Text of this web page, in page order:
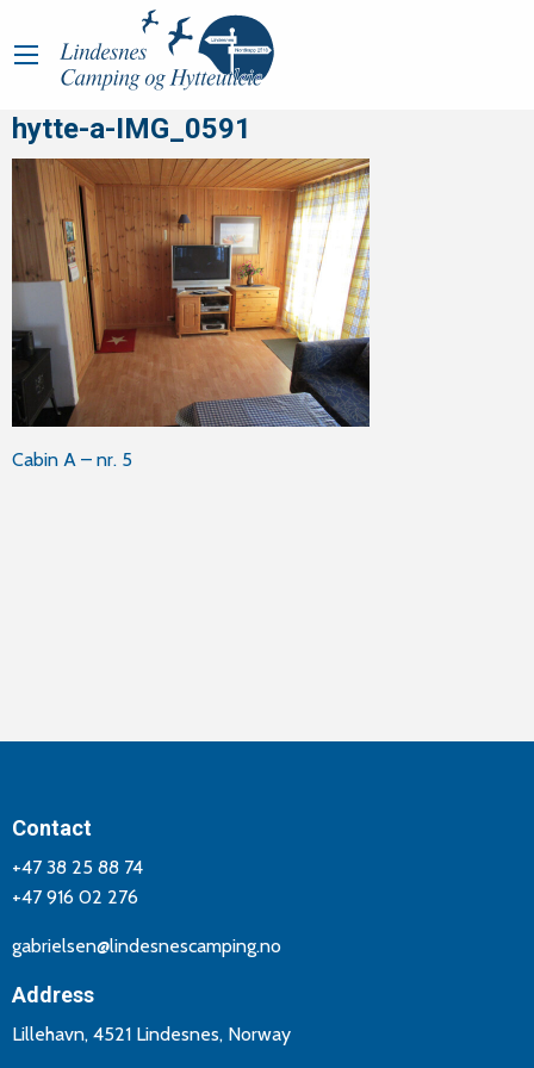
hytte-a-IMG_0591
Post
Cabin A – nr. 5
Contact
+47 38 25 88 74
+47 916 02 276
gabrielsen@lindesnescamping.no
Address
Lillehavn, 4521 Lindesnes, Norway